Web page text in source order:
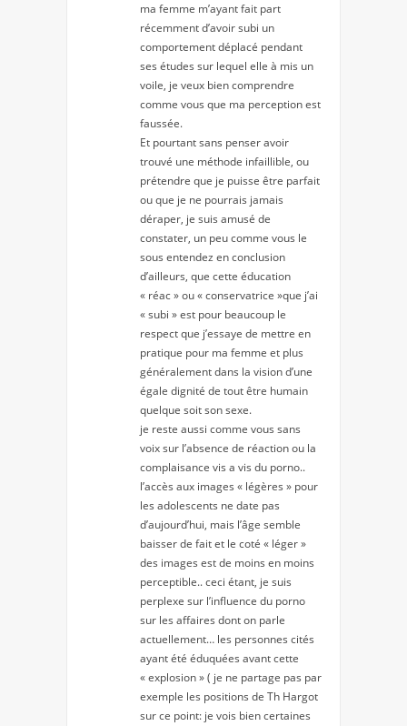
ma femme m’ayant fait part
récemment d’avoir subi un
comportement déplacé pendant
ses études sur lequel elle à mis un
voile, je veux bien comprendre
comme vous que ma perception est
faussée.
Et pourtant sans penser avoir
trouvé une méthode infaillible, ou
prétendre que je puisse être parfait
ou que je ne pourrais jamais
déraper, je suis amusé de
constater, un peu comme vous le
sous entendez en conclusion
d’ailleurs, que cette éducation
« réac » ou « conservatrice »que j’ai
« subi » est pour beaucoup le
respect que j’essaye de mettre en
pratique pour ma femme et plus
généralement dans la vision d’une
égale dignité de tout être humain
quelque soit son sexe.
je reste aussi comme vous sans
voix sur l’absence de réaction ou la
complaisance vis a vis du porno..
l’accès aux images « légères » pour
les adolescents ne date pas
d’aujourd’hui, mais l’âge semble
baisser de fait et le coté « léger »
des images est de moins en moins
perceptible.. ceci étant, je suis
perplexe sur l’influence du porno
sur les affaires dont on parle
actuellement… les personnes cités
ayant été éduquées avant cette
« explosion » ( je ne partage pas par
exemple les positions de Th Hargot
sur ce point: je vois bien certaines